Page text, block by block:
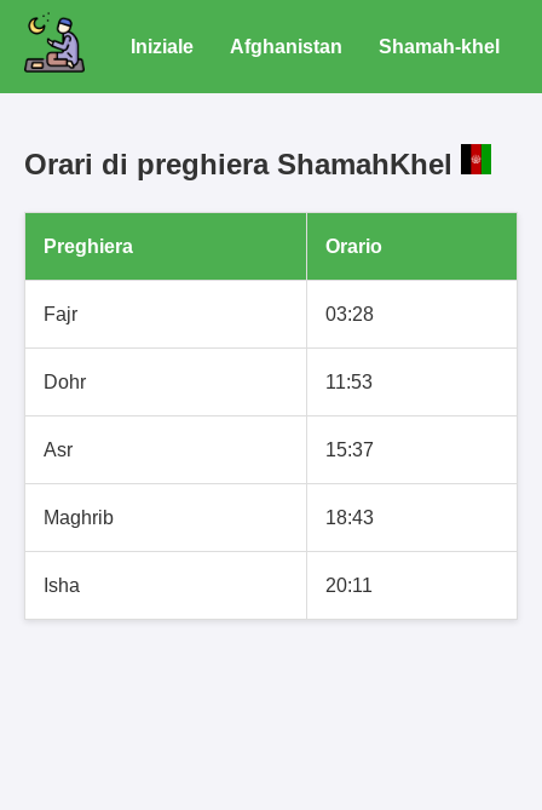
Iniziale Afghanistan Shamah-khel
Orari di preghiera ShamahKhel
Preghiera Orario
Fajr 03:28
Dohr 11:53
Asr 15:37
Maghrib 18:43
Isha 20:11